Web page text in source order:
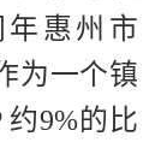
惠州市
为一个镇
9%的比